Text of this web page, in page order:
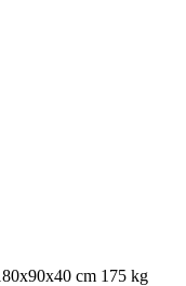
cm 175 kg